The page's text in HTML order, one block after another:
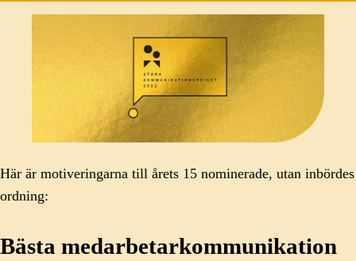
Här är motiveringarna till årets 15 nominerade, utan inbördes
ordning:
Bästa medarbetarkommunikation